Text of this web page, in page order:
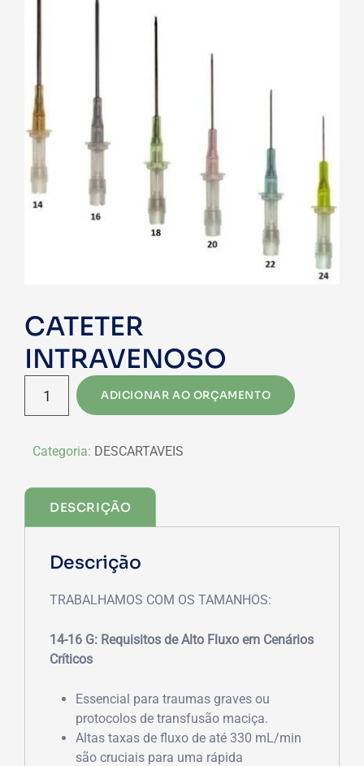
CATETER
INTRAVENOSO
CATETER
INTRAVENOSO
ADICIONAR AO ORÇAMENTO
Categoria: DESCARTAVEIS
DESCRIÇÃO
Descrição
TRABALHAMOS COM OS TAMANHOS:
14-16 G: Requisitos de Alto Fluxo em Cenários
Críticos
Essencial para traumas graves ou
protocolos de transfusão maciça.
Altas taxas de fluxo de até 330 mL/min
são cruciais para uma rápida